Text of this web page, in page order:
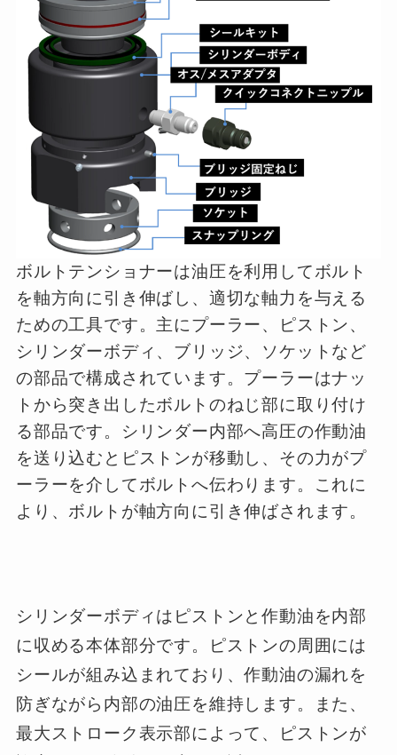
ボルトテンショナーは油圧を利用してボルト
を軸方向に引き伸ばし、適切な軸力を与える
ための工具です。主にプーラー、ピストン、
シリンダーボディ、ブリッジ、ソケットなど
の部品で構成されています。プーラーはナッ
トから突き出したボルトのねじ部に取り付け
る部品です。シリンダー内部へ高圧の作動油
を送り込むとピストンが移動し、その力がプ
ーラーを介してボルトへ伝わります。これに
より、ボルトが軸方向に引き伸ばされます。
シリンダーボディはピストンと作動油を内部
に収める本体部分です。ピストンの周囲には
シールが組み込まれており、作動油の漏れを
防ぎながら内部の油圧を維持します。また、
最大ストローク表示部によって、ピストンが